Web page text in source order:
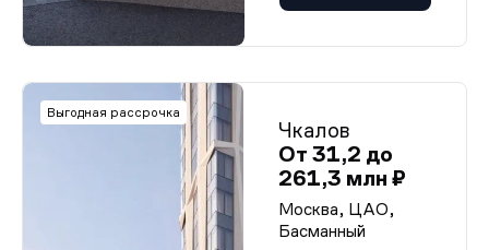
Выгодная рассрочка
Чкалов
От 31,2 до
261,3 млн ₽
Москва, ЦАО,
Басманный